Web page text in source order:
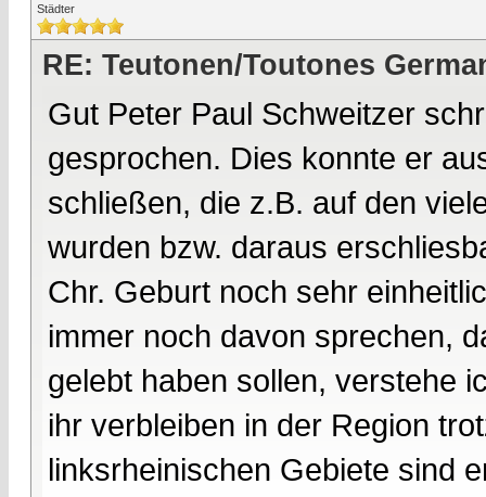
Städter
RE: Teutonen/Toutones
Gut Peter Paul Schweitzer
gesprochen. Dies konnte er
schließen, die z.B. auf den
wurden bzw. daraus
Chr. Geburt noch sehr
immer noch davon sprechen,
gelebt haben sollen, verstehe
ihr verbleiben in der Region
linksrheinischen Gebiete sind